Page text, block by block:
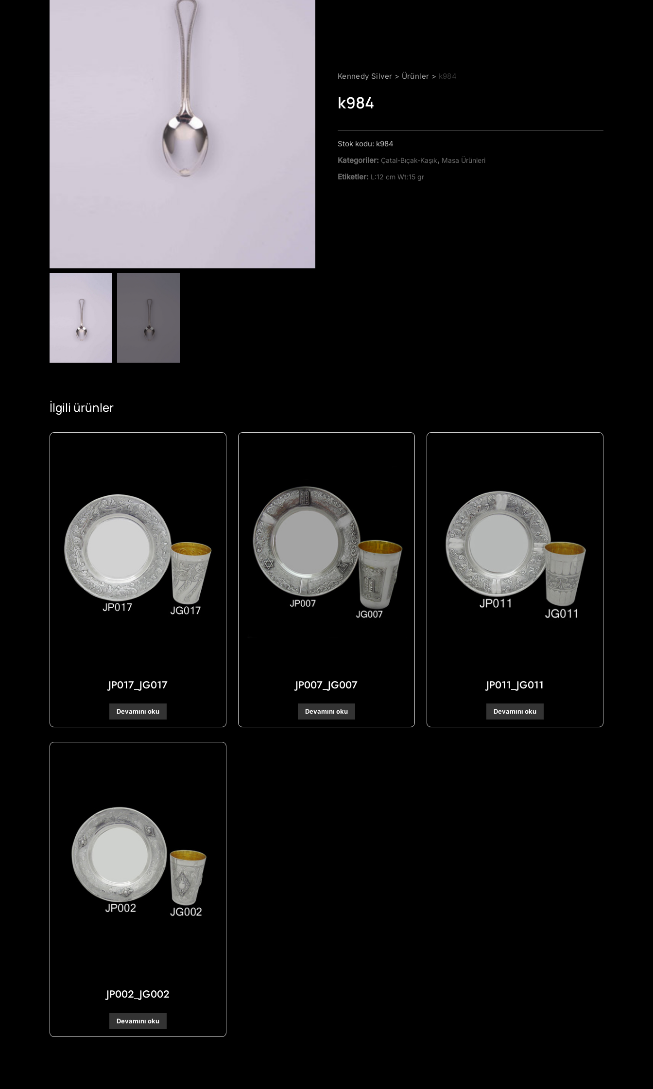
Kennedy Silver > Ürünler > k984
k984
Stok kodu: k984
Kategoriler: Çatal-Bıçak-Kaşık, Masa Ürünleri
Etiketler: L:12 cm Wt:15 gr
İlgili ürünler
JP017_JG017
Devamını oku
JP007_JG007
Devamını oku
JP011_JG011
Devamını oku
JP002_JG002
Devamını oku